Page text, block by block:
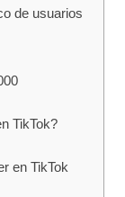
de usuarios
TikTok?
en TikTok